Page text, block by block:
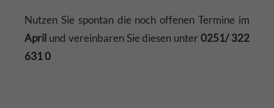
Nutzen Sie spontan die noch offenen Termine im
April und vereinbaren Sie diesen unter0251/ 322
631 0